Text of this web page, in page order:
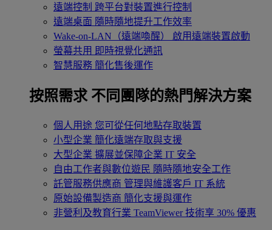
遠端控制 跨平台對裝置進行控制
遠端桌面 隨時隨地提升工作效率
Wake-on-LAN（遠端喚醒）
啟用遠端裝置啟動
螢幕共用 即時視覺化通訊
智慧服務 簡化售後運作
按照需求 不同團隊的熱門解決方案
個人用途 您可從任何地點存取裝置
小型企業 簡化遠端存取與支援
大型企業 擴展並保障企業 IT 安全
自由工作者與數位遊民 隨時隨地安全工作
託管服務供應商 管理與維護客戶 IT 系統
原始設備製造商 簡化支援與運作
非營利及教育行業 TeamViewer 技術享 30% 優惠